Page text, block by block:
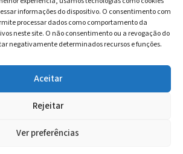
informações do dispositivo. O consentimento com
processar dados como comportamento da
neste site. O não consentimento ou a revogação do
negativamente determinados recursos e funções.
Aceitar
Rejeitar
Ver preferências
Jardim Sanzovo CEP: 17.204-350
os direitos reservados. Site by